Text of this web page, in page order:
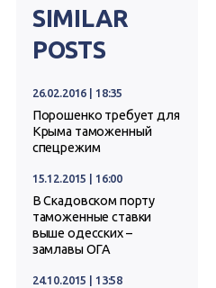
SIMILAR
POSTS
26.02.2016 | 18:35
Порошенко требует для
Крыма таможенный
спецрежим
15.12.2015 | 16:00
В Скадовском порту
таможенные ставки
выше одесских –
замлавы ОГА
24.10.2015 | 13:58